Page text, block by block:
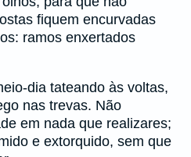
fiquem encurvadas
ramos enxertados
dia tateando às voltas,
nas trevas. Não
em nada que realizares;
e extorquido, sem que